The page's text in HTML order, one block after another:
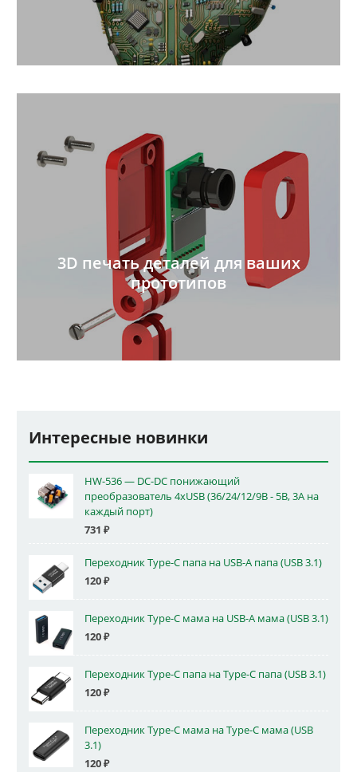
3D печать деталей для ваших
прототипов
Интересные новинки
HW-536 — DC-DC понижающий
преобразователь 4xUSB (36/24/12/9В - 5В, 3А на
каждый порт)
731 ₽
Переходник Type-C папа на USB-A папа (USB 3.1)
120₽
Переходник Type-C мама на USB-A мама (USB 3.1)
120₽
Переходник Type-C папа на Type-C папа (USB 3.1)
120₽
Переходник Type-C мама на Type-C мама (USB
3.1)
120₽